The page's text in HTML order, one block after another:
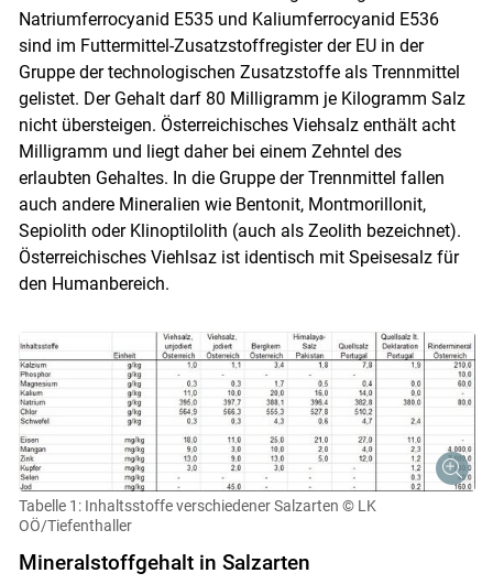
Natriumferrocyanid E535 und Kaliumferrocyanid E536
sind im Futtermittel-Zusatzstoffregister der EU in der
Gruppe der technologischen Zusatzstoffe als Trennmittel
gelistet. Der Gehalt darf 80 Milligramm je Kilogramm Salz
nicht übersteigen. Österreichisches Viehsalz enthält acht
Milligramm und liegt daher bei einem Zehntel des
erlaubten Gehaltes. In die Gruppe der Trennmittel fallen
auch andere Mineralien wie Bentonit, Montmorillonit,
Sepiolith oder Klinoptilolith (auch als Zeolith bezeichnet).
Österreichisches Viehlsaz ist identisch mit Speisesalz für
den Humanbereich.
Tabelle 1: Inhaltsstoffe verschiedener Salzarten © LK
OÖ/Tiefenthaller
Mineralstoffgehalt in Salzarten